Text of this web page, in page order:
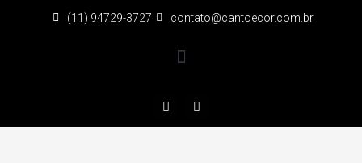
(11) 94729-3727 contato@cantoecor.com.br